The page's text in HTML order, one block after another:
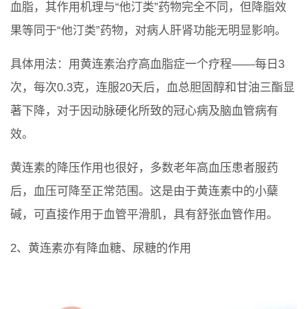
血脂，其作用机理与“他汀类”药物完全不同，但降脂效
果等同于“他汀类”药物，对病人肝肾功能无明显影响。
具体用法：用黄连素治疗高血脂症一个疗程——每日3
次，每次0.3克，连服20天后，血总胆固醇和甘油三酯显
著下降，对于因动脉硬化所致的冠心病及脑血管病有
效。
黄连素的降压作用也很好，多数老年高血压患者服药
后，血压可降至正常范围。这是由于黄连素中的小蘖
碱，可直接作用于血管平滑肌，具有舒张血管作用。
2、黄连素亦有降血糖、尿糖的作用